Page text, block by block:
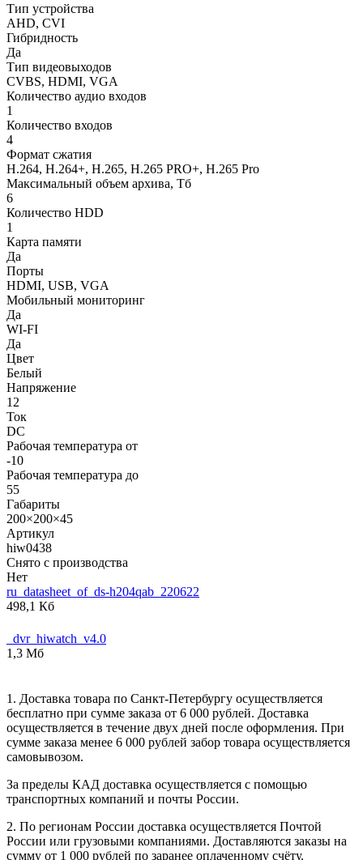
Тип устройства
AHD, CVI
Гибридность
Да
Тип видеовыходов
CVBS, HDMI, VGA
Количество аудио входов
1
Количество входов
4
Формат сжатия
H.264, H.264+, H.265, H.265 PRO+, H.265 Pro
Максимальный объем архива, Тб
6
Количество HDD
1
Карта памяти
Да
Порты
HDMI, USB, VGA
Мобильный мониторинг
Да
WI-FI
Да
Цвет
Белый
Напряжение
12
Ток
DC
Рабочая температура от
-10
Рабочая температура до
55
Габариты
200×200×45
Артикул
hiw0438
Снято с производства
Нет
ru_datasheet_of_ds-h204qab_220622
498,1 Кб
_dvr_hiwatch_v4.0
1,3 Мб
1. Доставка товара по Санкт-Петербургу осуществляется
бесплатно при сумме заказа от 6 000 рублей. Доставка
осуществляется в течение двух дней после оформления. При
сумме заказа менее 6 000 рублей забор товара осуществляется
самовывозом.
За пределы КАД доставка осуществляется с помощью
транспортных компаний и почты России.
2. По регионам России доставка осуществляется Почтой
России или грузовыми компаниями. Доставляются заказы на
сумму от 1 000 рублей по заранее оплаченному счёту.